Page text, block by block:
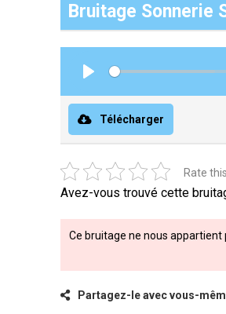
Bruitage Sonnerie
Télécharger
Rate
Avez-vous trouvé cette
Ce bruitage ne nous
Partagez-le avec vous-